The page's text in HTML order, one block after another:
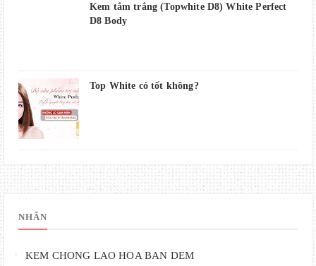
Kem tắm trắng (Topwhite D8) White Perfect
D8 Body
Top White có tốt không?
NHÃN
KEM CHONG LAO HOA BAN DEM